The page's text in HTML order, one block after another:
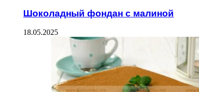
Шоколадный фондан с малиной
18.05.2025